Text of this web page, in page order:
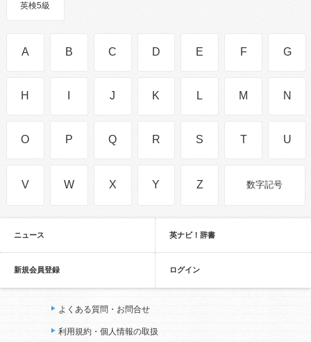
英検5級
A B C D E F G
H J K L M N
O P Q R S T U
V W X Y Z 数字記号
ニュース 英ナビ！辞書
新規会員登録 ログイン
よくある質問・お問合せ
利用規約・個人情報の取扱